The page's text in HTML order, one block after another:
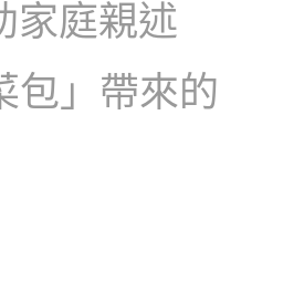
家庭親述
包」帶來的